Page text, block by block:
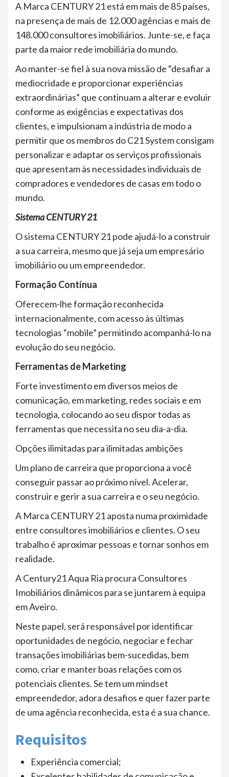
A Marca CENTURY 21 está em mais de 85 países,
na presença de mais de 12.000 agências e mais de
148.000 consultores imobiliários. Junte-se, e faça
parte da maior rede imobiliária do mundo.
Ao manter-se fiel à sua nova missão de “desafiar a
mediocridade e proporcionar experiências
extraordinárias” que continuam a alterar e evoluir
conforme as exigências e expectativas dos
clientes, e impulsionam a indústria de modo a
permitir que os membros do C21 System consigam
personalizar e adaptar os serviços profissionais
que apresentam às necessidades individuais de
compradores e vendedores de casas em todo o
mundo.
Sistema CENTURY 21
O sistema CENTURY 21 pode ajudá-lo a construir
a sua carreira, mesmo que já seja um empresário
imobiliário ou um empreendedor.
Formação Contínua
Oferecem-lhe formação reconhecida
internacionalmente, com acesso às últimas
tecnologias “mobile” permitindo acompanhá-lo na
evolução do seu negócio.
Ferramentas de Marketing
Forte investimento em diversos meios de
comunicação, em marketing, redes sociais e em
tecnologia, colocando ao seu dispor todas as
ferramentas que necessita no seu dia-a-dia.
Opções ilimitadas para ilimitadas ambições
Um plano de carreira que proporciona a você
conseguir passar ao próximo nível. Acelerar,
construir e gerir a sua carreira e o seu negócio.
A Marca CENTURY 21 aposta numa proximidade
entre consultores imobiliários e clientes. O seu
trabalho é aproximar pessoas e tornar sonhos em
realidade.
A Century21 Aqua Ria procura Consultores
Imobiliários dinâmicos para se juntarem à equipa
em Aveiro.
Neste papel, será responsável por identificar
oportunidades de negócio, negociar e fechar
transações imobiliárias bem-sucedidas, bem
como, criar e manter boas relações com os
potenciais clientes. Se tem um mindset
empreendedor, adora desafios e quer fazer parte
de uma agência reconhecida, esta é a sua chance.
Requisitos
Experiência comercial;